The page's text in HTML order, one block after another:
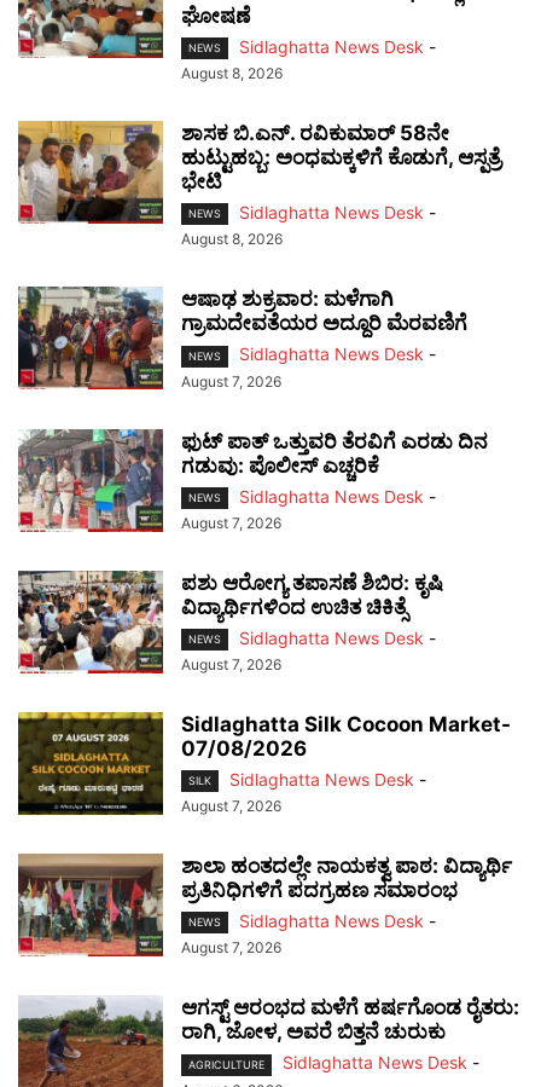
ಘೋಷಣೆ
NEWS Sidlaghatta News Desk -
August 8, 2026
ಶಾಸಕ ಬಿ.ಎನ್. ರವಿಕುಮಾರ್ 58ನೇ
ಹುಟ್ಟುಹಬ್ಬ: ಅಂಧಮಕ್ಕಳಿಗೆ ಕೊಡುಗೆ, ಆಸ್ಪತ್ರೆ
ಭೇಟಿ
NEWS Sidlaghatta News Desk -
August 8, 2026
ಆಷಾಢ ಶುಕ್ರವಾರ: ಮಳೆಗಾಗಿ
ಗ್ರಾಮದೇವತೆಯರ ಅದ್ದೂರಿ ಮೆರವಣಿಗೆ
NEWS Sidlaghatta News Desk -
August 7, 2026
ಫುಟ್‌ ಪಾತ್ ಒತ್ತುವರಿ ತೆರವಿಗೆ ಎರಡು ದಿನ
ಗಡುವು: ಪೊಲೀಸ್ ಎಚ್ಚರಿಕೆ
NEWS Sidlaghatta News Desk -
August 7, 2026
ಪಶು ಆರೋಗ್ಯ ತಪಾಸಣೆ ಶಿಬಿರ: ಕೃಷಿ
ವಿದ್ಯಾರ್ಥಿಗಳಿಂದ ಉಚಿತ ಚಿಕಿತ್ಸೆ
NEWS Sidlaghatta News Desk -
August 7, 2026
Sidlaghatta Silk Cocoon Market-
07/08/2026
SILK Sidlaghatta News Desk -
August 7, 2026
ಶಾಲಾ ಹಂತದಲ್ಲೇ ನಾಯಕತ್ವ ಪಾಠ: ವಿದ್ಯಾರ್ಥಿ
ಪ್ರತಿನಿಧಿಗಳಿಗೆ ಪದಗ್ರಹಣ ಸಮಾರಂಭ
NEWS Sidlaghatta News Desk -
August 7, 2026
ಆಗಸ್ಟ್ ಆರಂಭದ ಮಳೆಗೆ ಹರ್ಷಗೊಂಡ ರೈತರು:
ರಾಗಿ, ಜೋಳ, ಅವರೆ ಬಿತ್ತನೆ ಚುರುಕು
AGRICULTURE Sidlaghatta News Desk -